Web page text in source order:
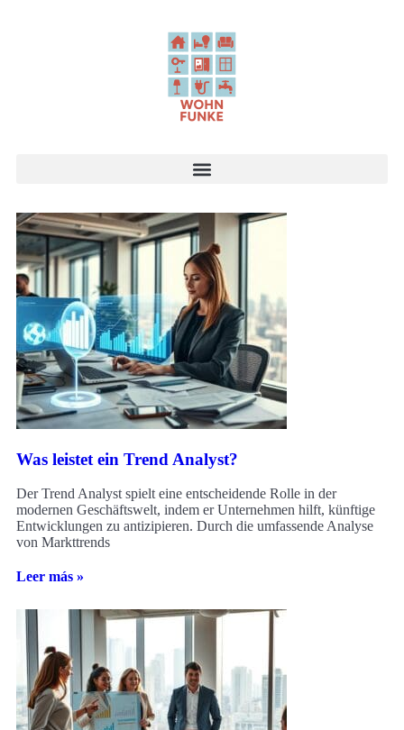
Was leistet ein Trend Analyst?
Der Trend Analyst spielt eine entscheidende Rolle in der
modernen Geschäftswelt, indem er Unternehmen hilft, künftige
Entwicklungen zu antizipieren. Durch die umfassende Analyse
von Markttrends
Leer más »